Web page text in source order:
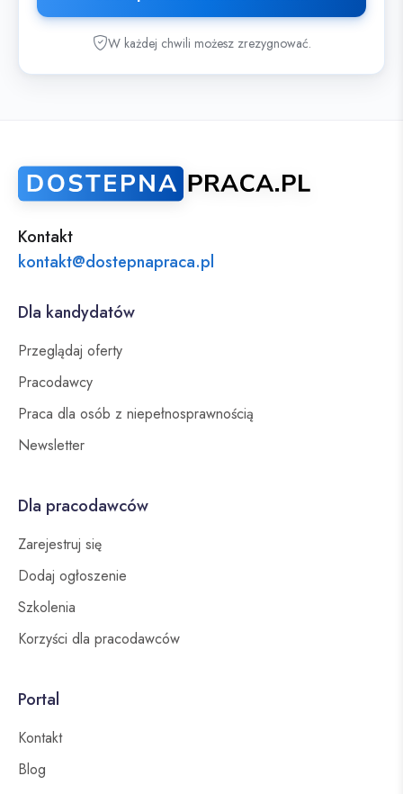
W każdej chwili możesz zrezygnować.
Kontakt
kontakt@dostepnapraca.pl
Dla kandydatów
Przeglądaj oferty
Pracodawcy
Praca dla osób z niepełnosprawnością
Newsletter
Dla pracodawców
Zarejestruj się
Dodaj ogłoszenie
Szkolenia
Korzyści dla pracodawców
Portal
Kontakt
Blog